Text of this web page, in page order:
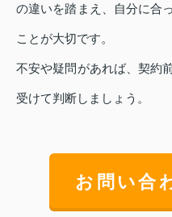
の違いを踏まえ、自分に合
ことが大切です。
不安や疑問があれば、契約
受けて判断しましょう。
お問い合